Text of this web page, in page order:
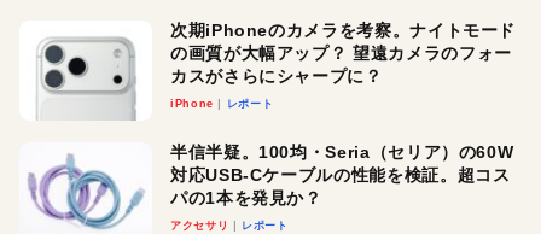
次期iPhoneのカメラを考察。ナイトモード
の画質が大幅アップ？ 望遠カメラのフォー
カスがさらにシャープに？
iPhone レポート
半信半疑。100均・Seria（セリア）の60W
対応USB-Cケーブルの性能を検証。超コス
パの1本を発見か？
アクセサリ レポート